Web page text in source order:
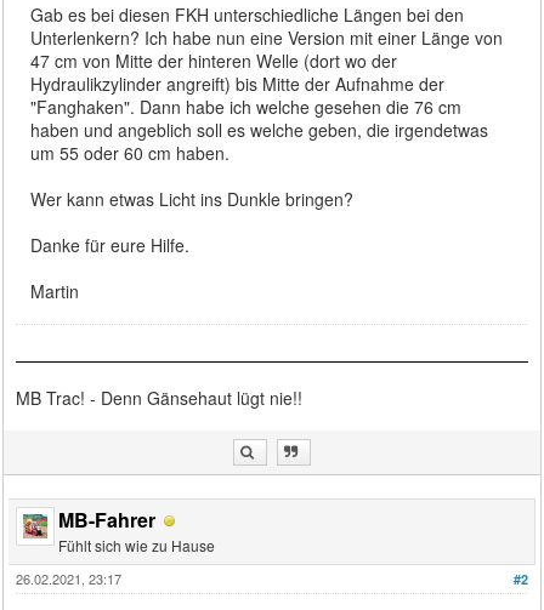
Gab es bei diesen FKH unterschiedliche Längen bei den
Unterlenkern? Ich habe nun eine Version mit einer Länge von
47 cm von Mitte der hinteren Welle (dort wo der
Hydraulikzylinder angreift) bis Mitte der Aufnahme der
"Fanghaken". Dann habe ich welche gesehen die 76 cm
haben und angeblich soll es welche geben, die irgendetwas
um 55 oder 60 cm haben.
Wer kann etwas Licht ins Dunkle bringen?
Danke für eure Hilfe.
Martin
MB Trac! - Denn Gänsehaut lügt nie!!
MB-Fahrer
Fühlt sich wie zu Hause
#2
26.02.2021, 23:17